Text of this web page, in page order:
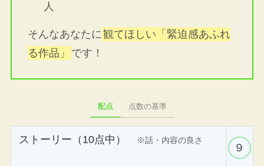
人
そんなあなたに観てほしい「緊迫感あふれ
る作品」
です！
配点 点数の基準
ストーリー（10点中） ※話・内容の良さ
９